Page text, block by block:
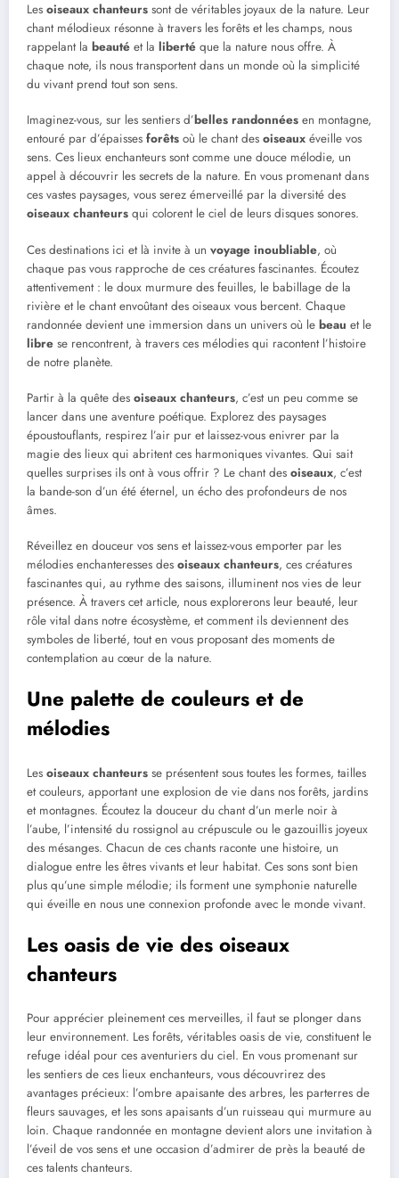
Les oiseaux chanteurs sont de véritables joyaux de la nature. Leur
chant mélodieux résonne à travers les forêts et les champs, nous
rappelant la beauté et la liberté que la nature nous offre. À
chaque note, ils nous transportent dans un monde où la simplicité
du vivant prend tout son sens.
Imaginez-vous, sur les sentiers d’belles randonnées en montagne,
entouré par d’épaisses forêts où le chant des oiseaux éveille vos
sens. Ces lieux enchanteurs sont comme une douce mélodie, un
appel à découvrir les secrets de la nature. En vous promenant dans
ces vastes paysages, vous serez émerveillé par la diversité des
oiseaux chanteurs qui colorent le ciel de leurs disques sonores.
Ces destinations ici et là invite à un voyage inoubliable, où
chaque pas vous rapproche de ces créatures fascinantes. Écoutez
attentivement : le doux murmure des feuilles, le babillage de la
rivière et le chant envoûtant des oiseaux vous bercent. Chaque
randonnée devient une immersion dans un univers où le beau et le
libre se rencontrent, à travers ces mélodies qui racontent l’histoire
de notre planète.
Partir à la quête des oiseaux chanteurs, c’est un peu comme se
lancer dans une aventure poétique. Explorez des paysages
époustouflants, respirez l’air pur et laissez-vous enivrer par la
magie des lieux qui abritent ces harmoniques vivantes. Qui sait
quelles surprises ils ont à vous offrir ? Le chant des oiseaux, c’est
la bande-son d’un été éternel, un écho des profondeurs de nos
âmes.
Réveillez en douceur vos sens et laissez-vous emporter par les
mélodies enchanteresses des oiseaux chanteurs, ces créatures
fascinantes qui, au rythme des saisons, illuminent nos vies de leur
présence. À travers cet article, nous explorerons leur beauté, leur
rôle vital dans notre écosystème, et comment ils deviennent des
symboles de liberté, tout en vous proposant des moments de
contemplation au cœur de la nature.
Une palette de couleurs et de
mélodies
Les oiseaux chanteurs se présentent sous toutes les formes, tailles
et couleurs, apportant une explosion de vie dans nos forêts, jardins
et montagnes. Écoutez la douceur du chant d’un merle noir à
l’aube, l’intensité du rossignol au crépuscule ou le gazouillis joyeux
des mésanges. Chacun de ces chants raconte une histoire, un
dialogue entre les êtres vivants et leur habitat. Ces sons sont bien
plus qu’une simple mélodie; ils forment une symphonie naturelle
qui éveille en nous une connexion profonde avec le monde vivant.
Les oasis de vie des oiseaux
chanteurs
Pour apprécier pleinement ces merveilles, il faut se plonger dans
leur environnement. Les forêts, véritables oasis de vie, constituent le
refuge idéal pour ces aventuriers du ciel. En vous promenant sur
les sentiers de ces lieux enchanteurs, vous découvrirez des
avantages précieux: l’ombre apaisante des arbres, les parterres de
fleurs sauvages, et les sons apaisants d’un ruisseau qui murmure au
loin. Chaque randonnée en montagne devient alors une invitation à
l’éveil de vos sens et une occasion d’admirer de près la beauté de
ces talents chanteurs.